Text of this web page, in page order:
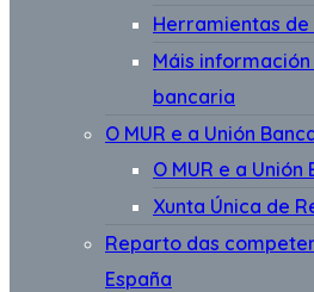
Herramientas de
Máis
bancaria
O MUR e a Unión
O MUR e a Unión
Xunta Única de
Reparto das
España